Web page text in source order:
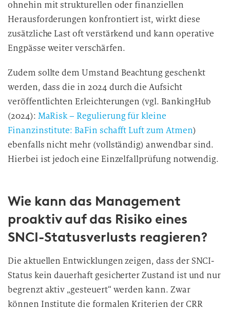
ohnehin mit strukturellen oder finanziellen
Herausforderungen konfrontiert ist, wirkt diese
zusätzliche Last oft verstärkend und kann operative
Engpässe weiter verschärfen.
Zudem sollte dem Umstand Beachtung geschenkt
werden, dass die in 2024 durch die Aufsicht
veröffentlichten Erleichterungen (vgl. BankingHub
(2024): MaRisk – Regulierung für kleine
Finanzinstitute: BaFin schafft Luft zum Atmen)
ebenfalls nicht mehr (vollständig) anwendbar sind.
Hierbei ist jedoch eine Einzelfallprüfung notwendig.
Wie kann das Management
proaktiv auf das Risiko eines
SNCI-Statusverlusts reagieren?
Die aktuellen Entwicklungen zeigen, dass der SNCI-
Status kein dauerhaft gesicherter Zustand ist und nur
begrenzt aktiv „gesteuert“ werden kann. Zwar
können Institute die formalen Kriterien der CRR